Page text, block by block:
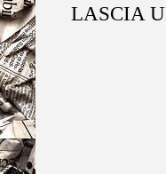
LASCIA